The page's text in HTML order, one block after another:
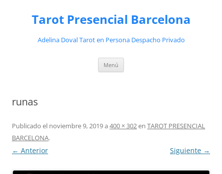
contenidoTarot Presencial Barcelona
Adelina Doval Tarot en Persona Despacho Privado
Menú
runas
Publicado el noviembre 9, 2019a 400 × 302en TAROT PRESENCIAL
BARCELONA.
← Anterior Siguiente →